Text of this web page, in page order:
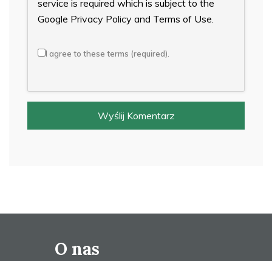
service is required which is subject to the
Google Privacy Policy and Terms of Use.
I agree to these terms (required).
O nas